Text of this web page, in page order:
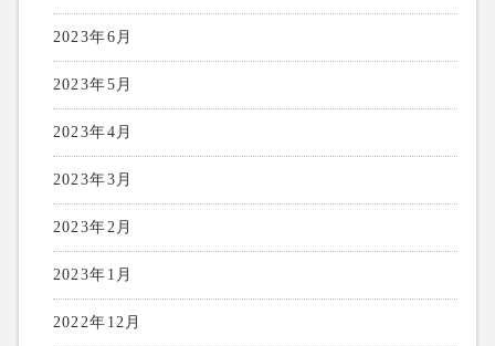
2023年6月
2023年5月
2023年4月
2023年3月
2023年2月
2023年1月
2022年12月